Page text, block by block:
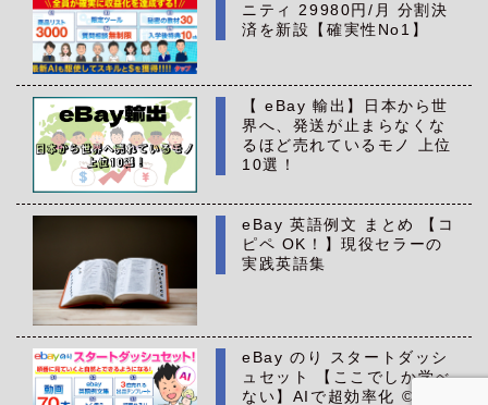
ニティ 29980円/月 分割決
済を新設【確実性No1】
【 eBay 輸出】日本から世
界へ、発送が止まらなくな
るほど売れているモノ 上位
10選！
eBay 英語例文 まとめ 【コ
ピペ OK！】現役セラーの
実践英語集
eBay のり スタートダッシ
ュセット 【ここでしか学べ
ない】AIで超効率化 ©All